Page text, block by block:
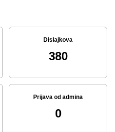
Dislajkova
380
Prijava od admina
0